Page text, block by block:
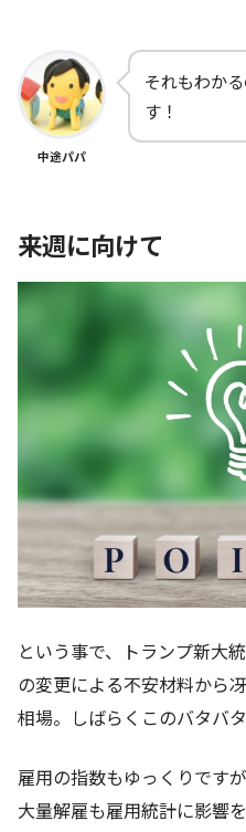
中途パパ
それもわか
す！
来週に向けて
という事で、トランプ新大
の変更による不安材料から
相場。しばらくこのバタバ
雇用の指数もゆっくりです
大量解雇も雇用統計に影響